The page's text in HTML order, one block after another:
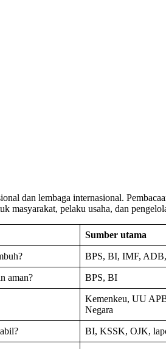
dan lembaga internasional.
masyarakat, pelaku usaha, dan
Sumber utama
BPS, BI, IMF,
aman? BPS, BI
Kemenkeu, UU
Negara
BI, KSSK, OJK,